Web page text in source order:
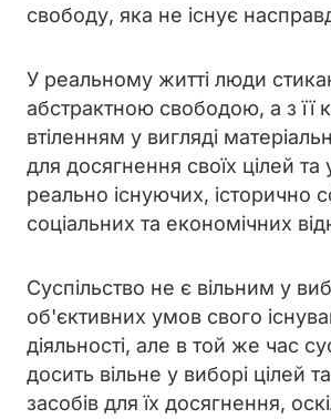
свободу, яка не існує
У реальному житті люди
абстрактною свободою, а з її
втіленням у вигляді
для досягнення своїх цілей та
реально існуючих, історично
соціальних та економічних
Суспільство не є вільним у
об'єктивних умов свого
діяльності, але в той же час
досить вільне у виборі цілей
засобів для їх досягнення,